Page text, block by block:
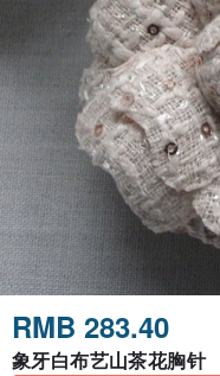
RMB 283.40
象牙白布艺山茶花胸针